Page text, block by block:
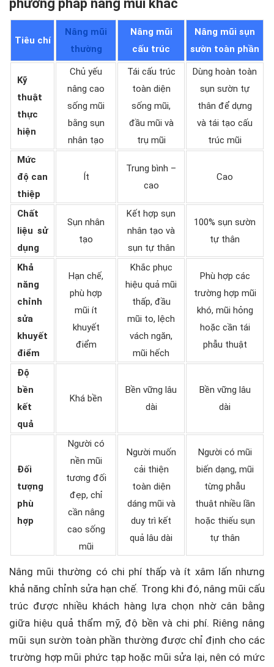
phương pháp nâng mũi khác
Tiêu chí
Nâng mũi
thường
Nâng mũi
cấu trúc
Nâng mũi sụn
sườn toàn phần
Kỹ
thuật
thực
hiện
Chủ yếu
nâng cao
sống mũi
bằng sụn
nhân tạo
Tái cấu trúc
toàn diện
sống mũi,
đầu mũi và
trụ mũi
Dùng hoàn toàn
sụn sườn tự
thân để dựng
và tái tạo cấu
trúc mũi
Mức
độ can
thiệp
Ít
Trung bình –
cao
Cao
Chất
liệu sử
dụng
Sụn nhân
tạo
Kết hợp sụn
nhân tạo và
sụn tự thân
100% sụn sườn
tự thân
Khả
năng
chỉnh
sửa
khuyết
điểm
Hạn chế,
phù hợp
mũi ít
khuyết
điểm
Khắc phục
hiệu quả mũi
thấp, đầu
mũi to, lệch
vách ngăn,
mũi hếch
Phù hợp các
trường hợp mũi
khó, mũi hỏng
hoặc cần tái
phẫu thuật
Độ
bền
kết
quả
Khá bền
Bền vững lâu
dài
Bền vững lâu
dài
Đối
tượng
phù
hợp
Người có
nền mũi
tương đối
đẹp, chỉ
cần nâng
cao sống
mũi
Người muốn
cải thiện
toàn diện
dáng mũi và
duy trì kết
quả lâu dài
Người có mũi
biến dạng, mũi
từng phẫu
thuật nhiều lần
hoặc thiếu sụn
tự thân
Nâng mũi thường có chi phí thấp và ít xâm lấn nhưng
khả năng chỉnh sửa hạn chế. Trong khi đó, nâng mũi cấu
trúc được nhiều khách hàng lựa chọn nhờ cân bằng
giữa hiệu quả thẩm mỹ, độ bền và chi phí. Riêng nâng
mũi sụn sườn toàn phần thường được chỉ định cho các
trường hợp mũi phức tạp hoặc mũi sửa lại, nên có mức